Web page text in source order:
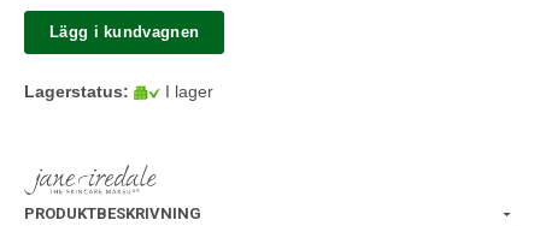
Lägg i kundvagnen
Lagerstatus: I lager
PRODUKTBESKRIVNING